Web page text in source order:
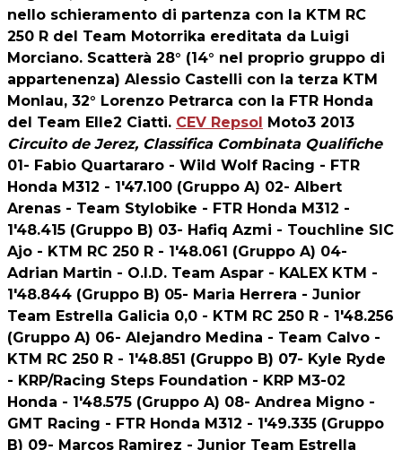
nello schieramento di partenza con la KTM RC
250 R del Team Motorrika ereditata da Luigi
Morciano. Scatterà 28° (14° nel proprio gruppo di
appartenenza) Alessio Castelli con la terza KTM
Monlau, 32° Lorenzo Petrarca con la FTR Honda
del Team Elle2 Ciatti. CEV Repsol
Moto3 2013
Circuito de Jerez, Classifica Combinata Qualifiche
01- Fabio Quartararo - Wild Wolf Racing - FTR
Honda M312 - 1'47.100 (Gruppo A) 02- Albert
Arenas - Team Stylobike - FTR Honda M312 -
1'48.415 (Gruppo B) 03- Hafiq Azmi - Touchline SIC
Ajo - KTM RC 250 R - 1'48.061 (Gruppo A) 04-
Adrian Martin - O.I.D. Team Aspar - KALEX KTM -
1'48.844 (Gruppo B) 05- Maria Herrera - Junior
Team Estrella Galicia 0,0 - KTM RC 250 R - 1'48.256
(Gruppo A) 06- Alejandro Medina - Team Calvo -
KTM RC 250 R - 1'48.851 (Gruppo B) 07- Kyle Ryde
- KRP/Racing Steps Foundation - KRP M3-02
Honda - 1'48.575 (Gruppo A) 08- Andrea Migno -
GMT Racing - FTR Honda M312 - 1'49.335 (Gruppo
B) 09- Marcos Ramirez - Junior Team Estrella